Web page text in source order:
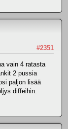
#2351
vain 4 ratasta
2 pussia
paljon lisää
diffeihin.